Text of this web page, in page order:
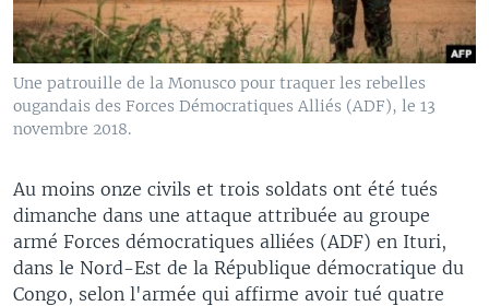
Une patrouille de la Monusco pour traquer les rebelles
ougandais des Forces Démocratiques Alliés (ADF), le 13
novembre 2018.
Au moins onze civils et trois soldats ont été tués
dimanche dans une attaque attribuée au groupe
armé Forces démocratiques alliées (ADF) en Ituri,
dans le Nord-Est de la République démocratique du
Congo, selon l'armée qui affirme avoir tué quatre